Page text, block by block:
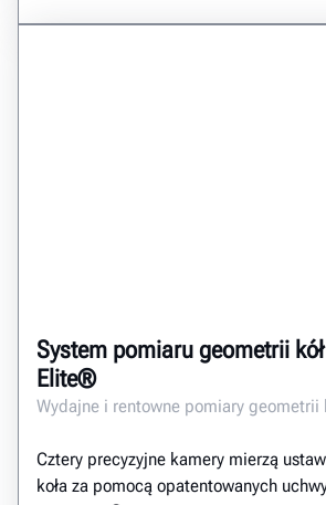
System pomiaru geometrii
Elite®
Wydajne i rentowne pomiary geometrii
Cztery precyzyjne kamery mierzą
koła za pomocą opatentowanych